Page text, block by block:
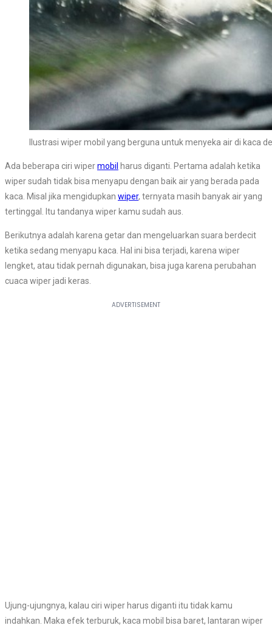
Ilustrasi wiper mobil yang berguna untuk menyeka air di kaca
Ada beberapa ciri wipermobil harus diganti. Pertama adalah ketika
wiper sudah tidak bisa menyapu dengan baik air yang berada pada
kaca. Misal jika mengidupkan wiper, ternyata masih banyak air yang
tertinggal. Itu tandanya wiper kamu sudah aus.
Berikutnya adalah karena getar dan mengeluarkan suara berdecit
ketika sedang menyapu kaca. Hal ini bisa terjadi, karena wiper
lengket, atau tidak pernah digunakan, bisa juga karena perubahan
cuaca wiper jadi keras.
Ujung-ujungnya, kalau ciri wiper harus diganti itu tidak kamu
indahkan. Maka efek terburuk, kaca mobil bisa baret, lantaran wiper